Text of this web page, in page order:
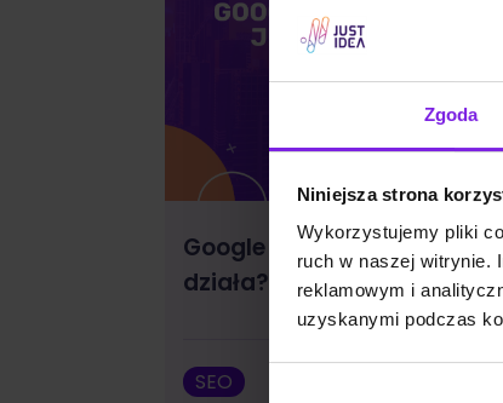
Zgoda
Niniejsza strona
Wykorzystujemy pliki
ruch w naszej witrynie.
reklamowym i
uzyskanymi podczas
Google Discover: czym
działa?
SEO